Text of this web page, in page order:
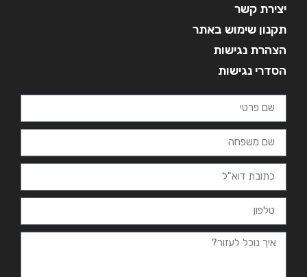
יצירת קשר
תקנון שימוש באתר
הצהרת נגישות
הסדרי נגישות